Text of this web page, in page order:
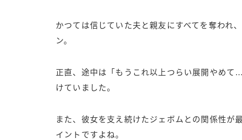
かつては信じていた夫と親友にすべてを奪われ
ン。
正直、途中は「もうこれ以上つらい展開やめ
けていました。
また、彼女を支え続けたジェボムとの関係性が
イントですよね。